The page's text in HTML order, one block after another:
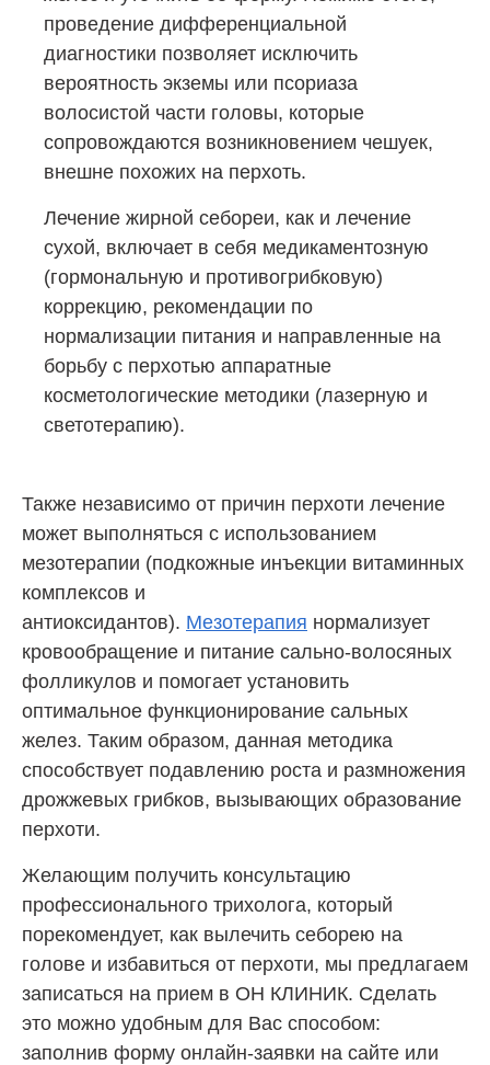
проведение дифференциальной
диагностики позволяет исключить
вероятность экземы или псориаза
волосистой части головы, которые
сопровождаются возникновением чешуек,
внешне похожих на перхоть.
Лечение жирной себореи, как и лечение
сухой, включает в себя медикаментозную
(гормональную и противогрибковую)
коррекцию, рекомендации по
нормализации питания и направленные на
борьбу с перхотью аппаратные
косметологические методики (лазерную и
светотерапию).
Также независимо от причин перхоти лечение
может выполняться с использованием
мезотерапии (подкожные инъекции витаминных
комплексов и
антиоксидантов). Мезотерапия нормализует
кровообращение и питание сально-волосяных
фолликулов и помогает установить
оптимальное функционирование сальных
желез. Таким образом, данная методика
способствует подавлению роста и размножения
дрожжевых грибков, вызывающих образование
перхоти.
Желающим получить консультацию
профессионального трихолога, который
порекомендует, как вылечить себорею на
голове и избавиться от перхоти, мы предлагаем
записаться на прием в ОН КЛИНИК. Сделать
это можно удобным для Вас способом:
заполнив форму онлайн-заявки на сайте или